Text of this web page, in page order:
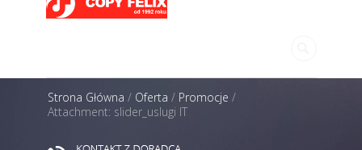
Strona Główna / Oferta / Promocje /
Attachment: slider_uslugi IT